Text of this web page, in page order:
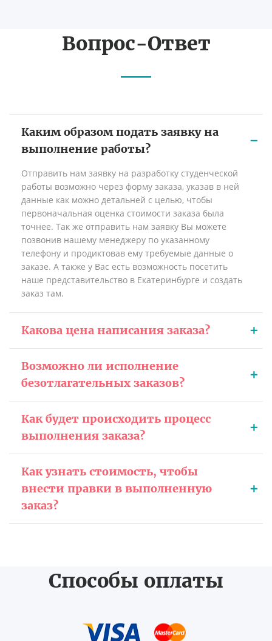
Вопрос-Ответ
Каким образом подать заявку на
выполнение работы?
Отправить нам заявку на разработку студенческой
работы возможно через форму заказа, указав в ней
данные как можно детальней с целью, чтобы
первоначальная оценка стоимости заказа была
точнее. Так же отправить нам заявку Вы можете
позвонив нашему менеджеру по указанному
телефону и продиктовав ему требуемые данные о
заказе. А также у Вас есть возможность посетить
наше представительство в Екатеринбурге и создать
заказ там.
Какова цена написания заказа?
Возможно ли исполнение
безотлагательных заказов?
Как будет происходить процесс
выполнения заказа?
Как узнать стоимость, чтобы
внести правки в выполненную
заказ?
Способы оплаты